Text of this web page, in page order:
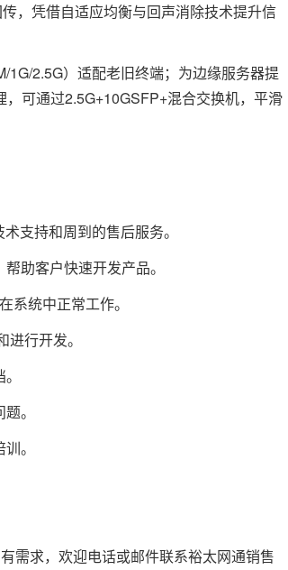
，凭借自适应均衡与回声消除技术提升信
2.5G）适配老旧终端；为边缘服务器提
可通过2.5G+10GSFP+混合交换机，平滑
支持和周到的售后服务。
助客户快速开发产品。
系统中正常工作。
行开发。
。
。
需求，欢迎电话或邮件联系裕太网通销售